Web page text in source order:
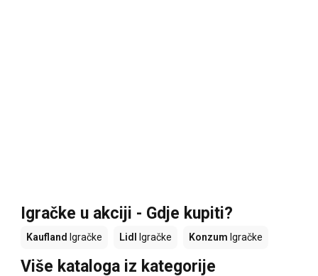
Igračke u akciji - Gdje kupiti?
Kaufland Igračke Lidl Igračke Konzum Igračke
Više kataloga iz kategorije